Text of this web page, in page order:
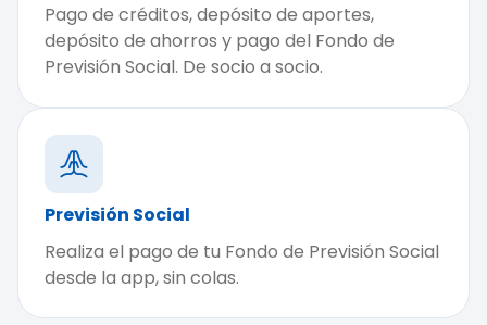
Pago de créditos, depósito de aportes,
depósito de ahorros y pago del Fondo de
Previsión Social. De socio a socio.
Previsión Social
Realiza el pago de tu Fondo de Previsión Social
desde la app, sin colas.